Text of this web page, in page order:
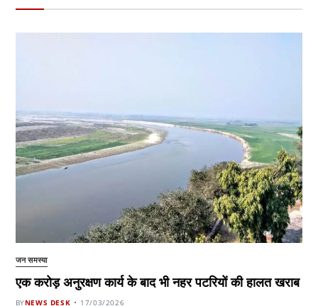
जन समस्या
एक करोड़ अनुरक्षण कार्य के बाद भी नहर पटरियों की हालत खराब
BYNEWS DESK 17/03/2026